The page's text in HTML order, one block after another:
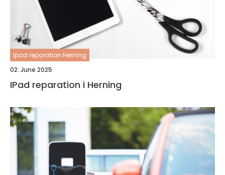
Ipad reparation Herning
02. June 2025
IPad reparation i Herning